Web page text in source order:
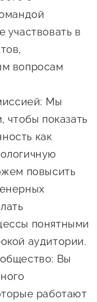
участвовать в
вопросам
Мы
чтобы показать
как
повысить
понятными
аудитории.
Вы
работают